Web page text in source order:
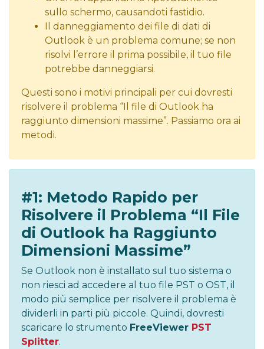
sullo schermo, causandoti fastidio.
Il danneggiamento dei file di dati di
Outlook è un problema comune; se non
risolvi l’errore il prima possibile, il tuo file
potrebbe danneggiarsi.
Questi sono i motivi principali per cui dovresti
risolvere il problema “Il file di Outlook ha
raggiunto dimensioni massime”. Passiamo ora ai
metodi.
#1: Metodo Rapido per
Risolvere il Problema “Il File
di Outlook ha Raggiunto
Dimensioni Massime”
Se Outlook non è installato sul tuo sistema o
non riesci ad accedere al tuo file PST o OST, il
modo più semplice per risolvere il problema è
dividerli in parti più piccole. Quindi, dovresti
scaricare lo strumento FreeViewer PST
Splitter.